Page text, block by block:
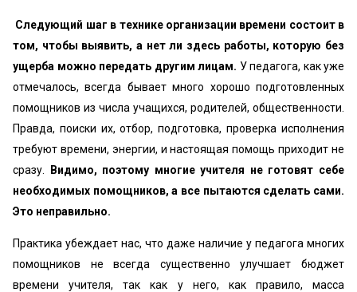
Следующий шаг в технике организации времени состоит в
том, чтобы выявить, а нет ли здесь работы, которую без
ущерба можно передать другим лицам. У педагога, как уже
отмечалось, всегда бывает много хорошо подготовленных
помощников из числа учащихся, родителей, общественности.
Правда, поиски их, отбор, подготовка, проверка исполнения
требуют времени, энергии, и настоящая помощь приходит не
сразу.
Видимо, поэтому многие учителя не готовят себе
необходимых помощников, а все пытаются сделать сами.
Это неправильно.
Практика убеждает нас, что даже наличие у педагога многих
помощников не всегда существенно улучшает бюджет
времени учителя, так как у него, как правило, масса